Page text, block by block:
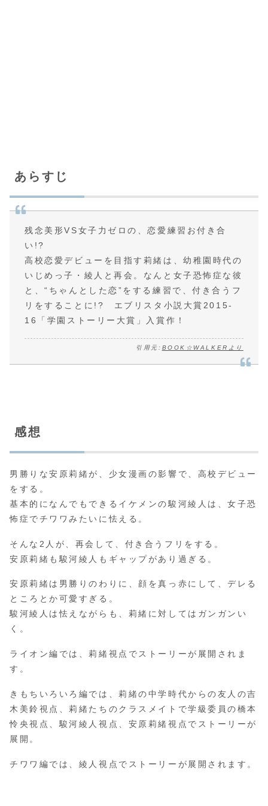
あらすじ
残念美形VS女子力ゼロの、恋愛練習お付き合
い!?
高校恋愛デビューを目指す莉緒は、幼稚園時代の
いじめっ子・綾人と再会。なんと女子恐怖症な彼
と、“ちゃんとした恋”をする練習で、付き合うフ
リをすることに!? エブリスタ小説大賞2015-
16「学園ストーリー大賞」入賞作！
引用元: BOOK☆WALKERより
感想
男勝りな安原莉緒が、少女漫画の影響で、高校デビュー
をする。
基本的になんでもできるイケメンの駿河綾人は、女子恐
怖症でチワワみたいに怯える。
そんな2人が、再会して、付き合うフリをする。
安原莉緒も駿河綾人もギャップがあり過ぎる。
安原莉緒は男勝りのわりに、顔を真っ赤にして、デレる
ところとか可愛すぎる。
駿河綾人は怯えながらも、莉緒に対してはガンガンい
く。
ライオン編では、莉緒視点でストーリーが展開されま
す。
きもちいろいろ編では、莉緒の中学時代からの友人の吉
木美鈴視点、莉緒たちのクラスメイトで学級委員の橋本
怜央視点、駿河綾人視点、安原莉緒視点でストーリーが
展開。
チワワ編では、綾人視点でストーリーが展開されます。